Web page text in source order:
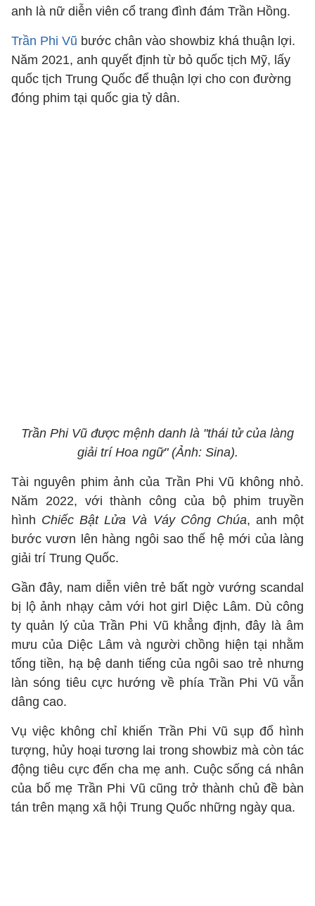
anh là nữ diễn viên cổ trang đình đám Trần Hồng.
Trần Phi Vũ bước chân vào showbiz khá thuận lợi.
Năm 2021, anh quyết định từ bỏ quốc tịch Mỹ, lấy
quốc tịch Trung Quốc để thuận lợi cho con đường
đóng phim tại quốc gia tỷ dân.
Trần Phi Vũ được mệnh danh là "thái tử của làng
giải trí Hoa ngữ" (Ảnh: Sina).
Tài nguyên phim ảnh của Trần Phi Vũ không nhỏ.
Năm 2022, với thành công của bộ phim truyền
hình Chiếc Bật Lửa Và Váy Công Chúa, anh một
bước vươn lên hàng ngôi sao thế hệ mới của làng
giải trí Trung Quốc.
Gần đây, nam diễn viên trẻ bất ngờ vướng scandal
bị lộ ảnh nhạy cảm với hot girl Diệc Lâm. Dù công
ty quản lý của Trần Phi Vũ khẳng định, đây là âm
mưu của Diệc Lâm và người chồng hiện tại nhằm
tống tiền, hạ bệ danh tiếng của ngôi sao trẻ nhưng
làn sóng tiêu cực hướng về phía Trần Phi Vũ vẫn
dâng cao.
Vụ việc không chỉ khiến Trần Phi Vũ sụp đổ hình
tượng, hủy hoại tương lai trong showbiz mà còn tác
động tiêu cực đến cha mẹ anh. Cuộc sống cá nhân
của bố mẹ Trần Phi Vũ cũng trở thành chủ đề bàn
tán trên mạng xã hội Trung Quốc những ngày qua.